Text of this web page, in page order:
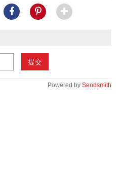
提交
Powered by Sendsmith